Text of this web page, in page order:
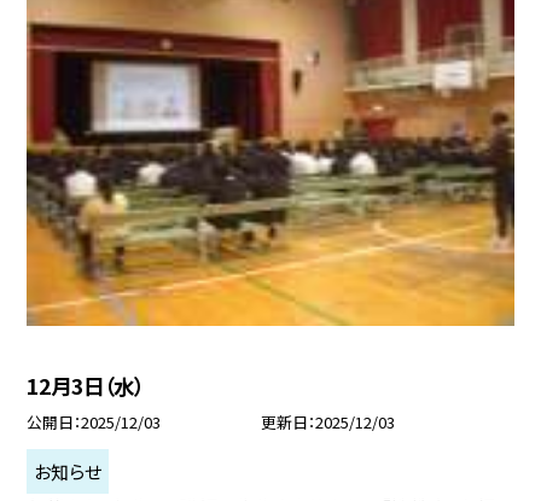
12月3日（水）
公開日 2025/12/03 更新日 2025/12/03
お知らせ